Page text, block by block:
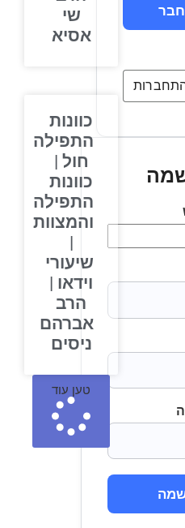
באמצעות
שי
אסיא
כוונות
התפילה
חול |
כוונות
התפילה
והמצוות
שיעורי
וידאו |
הרב
אברהם
ניסים
טען עוד